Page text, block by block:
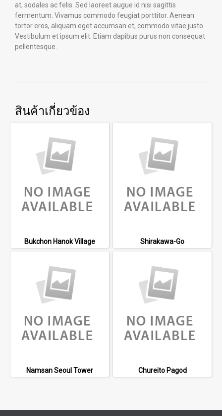
at, sodales ac felis. Sed laoreet augue id nisi sagittis
fermentum. Vivamus commodo feugiat porttitor. Aenean
tortor eros, aliquam eget accumsan et, commodo vitae justo.
Vestibulum et ipsum elit. Etiam dapibus purus non consequat
pellentesque.
สินค้าเกี่ยวข้อง
Bukchon Hanok Village Shirakawa-Go
Namsan Seoul Tower Chureito Pagod